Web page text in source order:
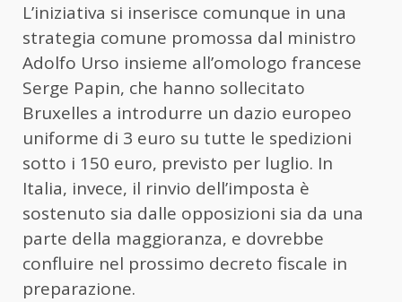
L’iniziativa si inserisce comunque in una
strategia comune promossa dal ministro
Adolfo Urso insieme all’omologo francese
Serge Papin, che hanno sollecitato
Bruxelles a introdurre un dazio europeo
uniforme di 3 euro su tutte le spedizioni
sotto i 150 euro, previsto per luglio. In
Italia, invece, il rinvio dell’imposta è
sostenuto sia dalle opposizioni sia da una
parte della maggioranza, e dovrebbe
confluire nel prossimo decreto fiscale in
preparazione.